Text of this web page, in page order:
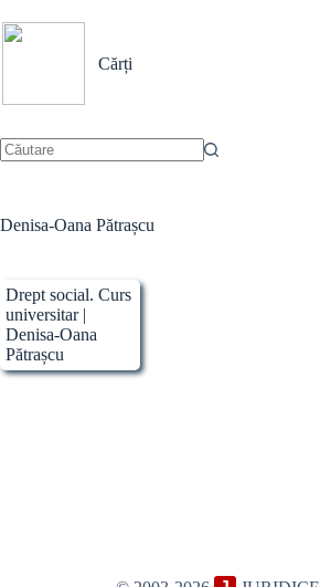
la
conținut
Cărți
Denisa-Oana Pătrașcu
Drept social. Curs
universitar |
Denisa-Oana
Pătrașcu